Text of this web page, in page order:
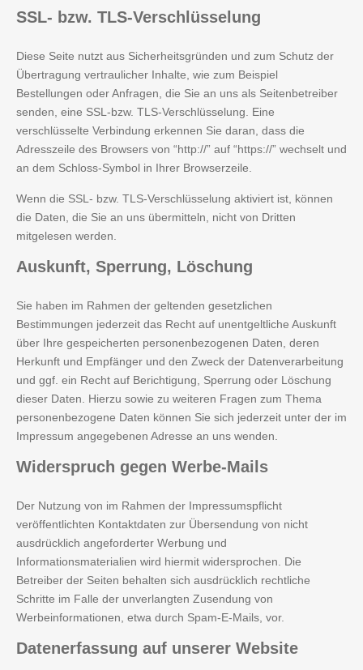
SSL- bzw. TLS-Verschlüsselung
Diese Seite nutzt aus Sicherheitsgründen und zum Schutz der
Übertragung vertraulicher Inhalte, wie zum Beispiel
Bestellungen oder Anfragen, die Sie an uns als Seitenbetreiber
senden, eine SSL-bzw. TLS-Verschlüsselung. Eine
verschlüsselte Verbindung erkennen Sie daran, dass die
Adresszeile des Browsers von “http://” auf “https://” wechselt und
an dem Schloss-Symbol in Ihrer Browserzeile.
Wenn die SSL- bzw. TLS-Verschlüsselung aktiviert ist, können
die Daten, die Sie an uns übermitteln, nicht von Dritten
mitgelesen werden.
Auskunft, Sperrung, Löschung
Sie haben im Rahmen der geltenden gesetzlichen
Bestimmungen jederzeit das Recht auf unentgeltliche Auskunft
über Ihre gespeicherten personenbezogenen Daten, deren
Herkunft und Empfänger und den Zweck der Datenverarbeitung
und ggf. ein Recht auf Berichtigung, Sperrung oder Löschung
dieser Daten. Hierzu sowie zu weiteren Fragen zum Thema
personenbezogene Daten können Sie sich jederzeit unter der im
Impressum angegebenen Adresse an uns wenden.
Widerspruch gegen Werbe-Mails
Der Nutzung von im Rahmen der Impressumspflicht
veröffentlichten Kontaktdaten zur Übersendung von nicht
ausdrücklich angeforderter Werbung und
Informationsmaterialien wird hiermit widersprochen. Die
Betreiber der Seiten behalten sich ausdrücklich rechtliche
Schritte im Falle der unverlangten Zusendung von
Werbeinformationen, etwa durch Spam-E-Mails, vor.
Datenerfassung auf unserer Website